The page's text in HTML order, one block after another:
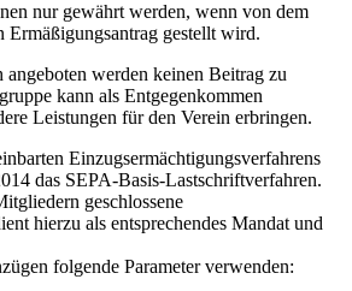
nur gewährt werden, wenn von dem
gestellt wird.
angeboten werden keinen Beitrag zu
kann als Entgegenkommen
Leistungen für den Verein erbringen.
Einzugsermächtigungsverfahrens
das SEPA-Basis-Lastschriftverfahren.
geschlossene
hierzu als entsprechendes Mandat und
folgende Parameter verwenden: